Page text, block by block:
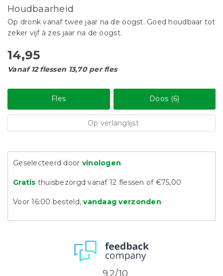
Houdbaarheid
Op dronk vanaf twee jaar na de oogst. Goed houdbaar tot
zeker vijf à zes jaar na de oogst.
14,95
Vanaf 12 flessen 13,70 per fles
Fles Doos (6)
Op verlanglijst
Geselecteerd door vinologen
Gratis thuisbezorgd vanaf 12 flessen of €75,00
Voor 16:00 besteld,vandaag verzonden
9.2/10